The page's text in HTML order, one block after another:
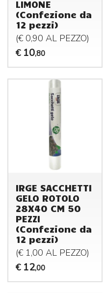
LIMONE
(Confezione da
12 pezzi)
(€ 0,90 AL PEZZO)
€ 10,80
IRGE SACCHETTI
GELO ROTOLO
28X40 CM 50
PEZZI
(Confezione da
12 pezzi)
(€ 1,00 AL PEZZO)
€ 12,00